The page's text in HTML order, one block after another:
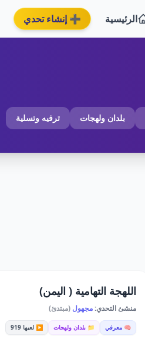
الرئيسية ➕ إنشاء تحدي
بلدان ولهجات ترفيه وتسلية
اللهجة التهامية ( اليمن)
منشئ التحدي:مجهول (مبتدئ)
🧠 معرفي 📁 بلدان ولهجات ▶️ لعبها 919